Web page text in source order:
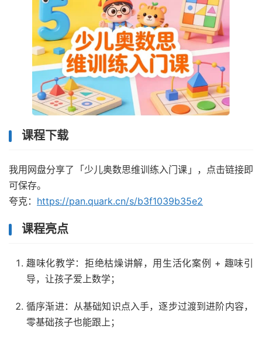
课程下载
我用网盘分享了「少儿奥数思维训练入门课」，点击链接即
可保存。
夸克： https://pan.quark.cn/s/b3f1039b35e2
课程亮点​
趣味化教学：拒绝枯燥讲解，用生活化案例 + 趣味引
导，让孩子爱上数学；​
循序渐进：从基础知识点入手，逐步过渡到进阶内容，
零基础孩子也能跟上；​